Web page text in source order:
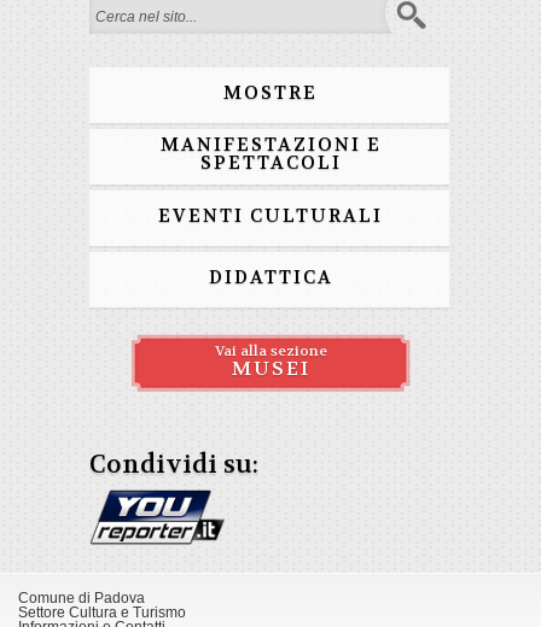
Form di ricerca
MOSTRE
MANIFESTAZIONI E
SPETTACOLI
EVENTI CULTURALI
DIDATTICA
Vai alla sezione
MUSEI
Condividi su:
Comune di Padova
Settore Cultura e Turismo